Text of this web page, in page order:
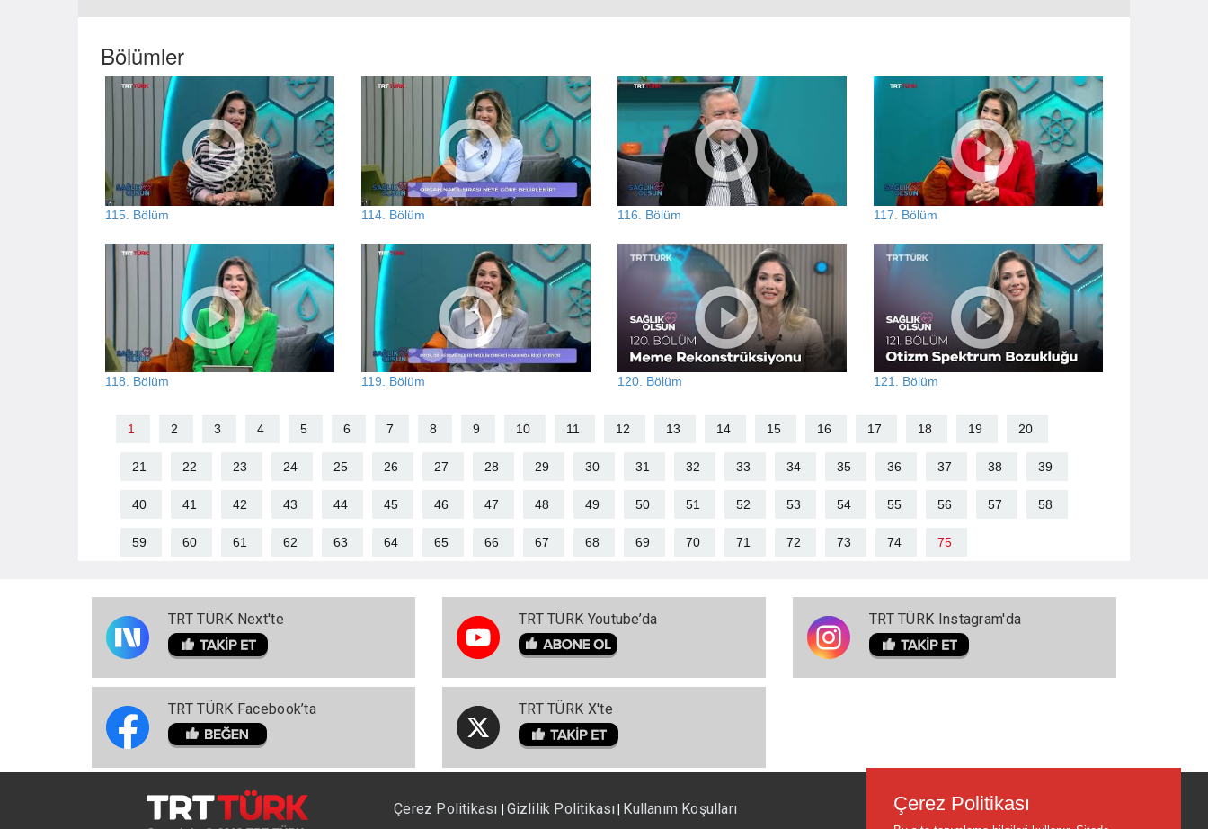
Bölümler
115. Bölüm 114. Bölüm 116. Bölüm 117. Bölüm
118. Bölüm 119. Bölüm 120. Bölüm 121. Bölüm
1 2 3 4 5 6 7 8 9 10 11 12 13 14 15 16 17 18 19 20
21 22 23 24 25 26 27 28 29 30 31 32 33 34 35 36 37 38 39
40 41 42 43 44 45 46 47 48 49 50 51 52 53 54 55 56 57 58
59 60 61 62 63 64 65 66 67 68 69 70 71 72 73 74 75
TRT TÜRK Next'te
TRT TÜRK Facebook’ta
TRT TÜRK Youtube’da
TRT TÜRK X'te
TRT TÜRK Instagram'da
Çerez Politikası Gizlilik Politikası Kullanım Koşulları Çerez Politikası